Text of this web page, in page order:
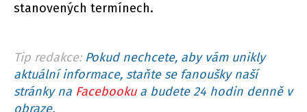
stanovených termínech.
Tip redakce: Pokud nechcete, aby vám unikly
aktuální informace, staňte se fanoušky naší
stránky na Facebookua budete 24 hodin denně v
obraze.